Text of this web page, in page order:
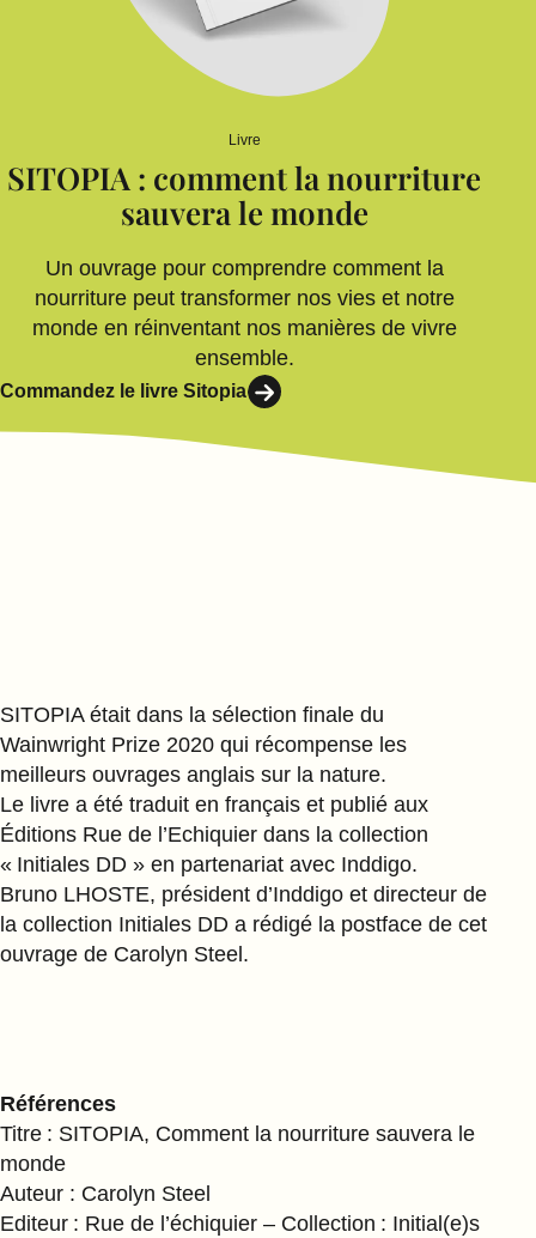
Livre
SITOPIA : comment la nourriture
sauvera le monde
Un ouvrage pour comprendre comment la
nourriture peut transformer nos vies et notre
monde en réinventant nos manières de vivre
ensemble.
Commandez le livre Sitopia
SITOPIA était dans la sélection finale du
Wainwright Prize 2020 qui récompense les
meilleurs ouvrages anglais sur la nature.
Le livre a été traduit en français et publié aux
Éditions Rue de l’Echiquier dans la collection
« Initiales DD » en partenariat avec Inddigo.
Bruno LHOSTE, président d’Inddigo et directeur de
la collection Initiales DD a rédigé la postface de cet
ouvrage de Carolyn Steel.
Références
Titre : SITOPIA, Comment la nourriture sauvera le
monde
Auteur : Carolyn Steel
Editeur : Rue de l’échiquier – Collection : Initial(e)s